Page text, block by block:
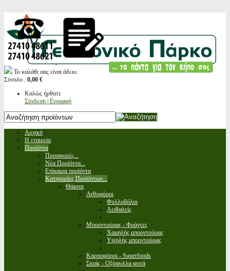
Το καλάθι σας είναι άδειο.
Σύνολο : 0,00 €
Καλώς ήρθατε
Σύνδεση | Εγγραφή
Αρχική
Η εταιρεία
Προϊόντα
Προσφορές...
Νέα Προϊόντα...
Επίκαιρα προϊόντα
Κατηγορίες Προϊόντων...
Θάμνοι
Ανθοφόροι
Φυλλοβόλοι
Αειθαλείς
Μπορντούρας - Φράχτες
Χαμηλής μπορντούρας
Υψηλής μπορντούρας
Καρποφόροι - Superfoods
Σκιάς - Οξύφυλλα φυτά